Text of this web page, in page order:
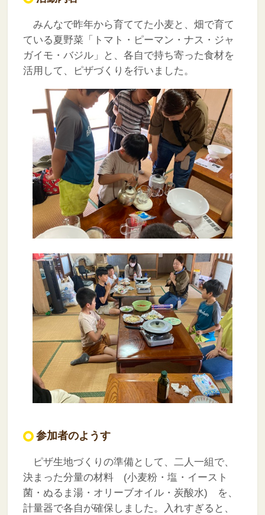
みんなで昨年から育ててた小麦と、畑で育て
ている夏野菜「トマト・ピーマン・ナス・ジャ
ガイモ・バジル」と、各自で持ち寄った食材を
活用して、ピザづくりを行いました。
参加者のようす
ピザ生地づくりの準備として、二人一組で、
決まった分量の材料 (小麦粉・塩・イースト
菌・ぬるま湯・オリーブオイル・炭酸水) を、
計量器で各自が確保しました。入れすぎると、